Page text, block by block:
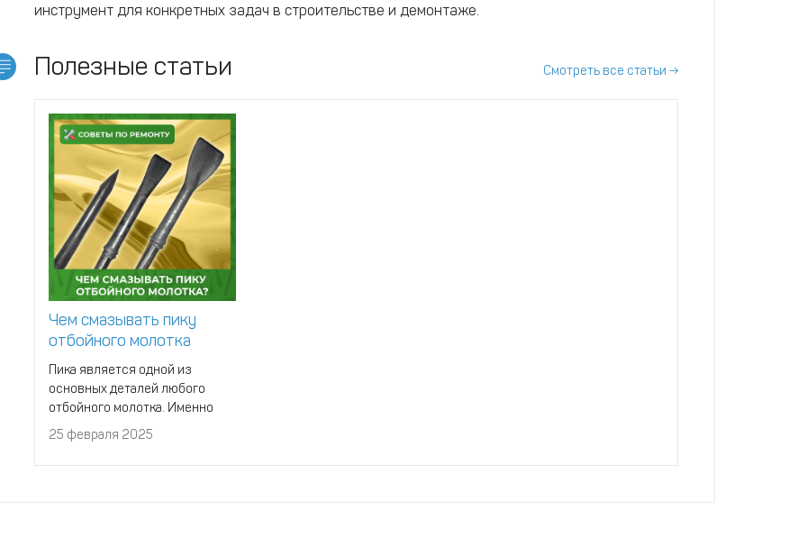
инструмент для конкретных задач в строительстве и демонтаже.
Полезные статьи Смотреть все статьи →
Чем смазывать пику
отбойного молотка
Пика является одной из
основных деталей любого
отбойного молотка. Именно
она передает вибрацию от
инструмента на разрушаемый
25 февраля 2025